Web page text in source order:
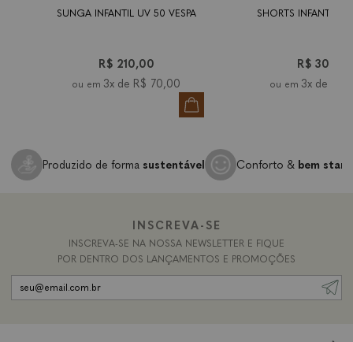
SUNGA INFANTIL UV 50 VESPA
R$ 210,00
3x de R$ 70,00
SHORTS INFANTIL
R$
3x de
Produzido de forma sustentável Conforto & bem star
INSCREVA-SE
INSCREVA-SE NA NOSSA NEWSLETTER E FIQUE
POR DENTRO DOS LANÇAMENTOS E PROMOÇÕES